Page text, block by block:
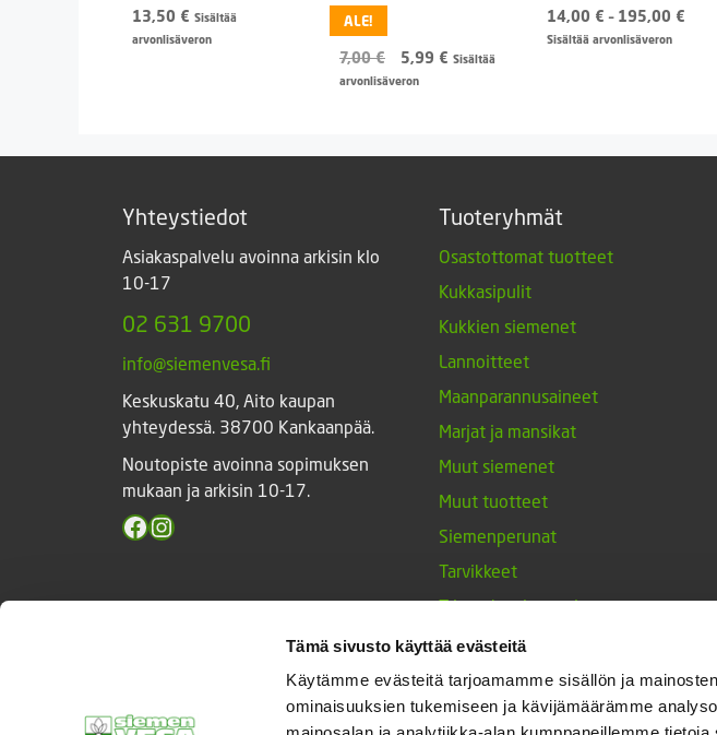
Tämä sivusto käyttää evästeitä
Käytämme evästeitä tarjoamamme sisällön ja
ominaisuuksien tukemiseen ja kävijämäärämme
13,50 € Sisältää
arvonlisäveron
ALE!
7,00€
Alkuperäinen
hinta
5,99 € Nykyinen
Sisältää
arvonlisäveron
14,00 € – 195,00 €
Sisältää arvonlisäveron
Yhteystiedot
Asiakaspalvelu avoinna arkisin klo
10-17
02 631 9700
info@siemenvesa.fi
Keskuskatu 40, Aito kaupan
yhteydessä. 38700 Kankaanpää.
Noutopiste avoinna sopimuksen
mukaan ja arkisin 10-17.
Facebook
Instagram
Tuoteryhmät
Osastottomat tuotteet
Kukkasipulit
Kukkien siemenet
Lannoitteet
Maanparannusaineet
Marjat ja mansikat
Muut siemenet
Muut tuotteet
Siemenperunat
Tarvikkeet
Triumph-tulppaanit
Vihannesten siemenet
Yrtit ja maustekasvit